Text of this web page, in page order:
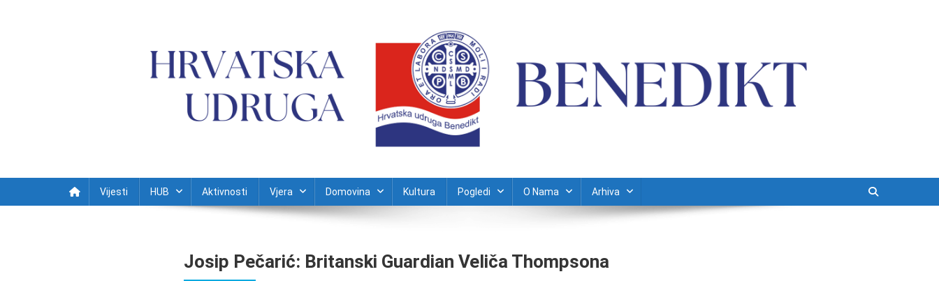
Vijesti HUB Aktivnosti Vjera Domovina Kultura Pogledi O Nama Arhiva
Josip Pečarić: Britanski Guardian Veliča Thompsona